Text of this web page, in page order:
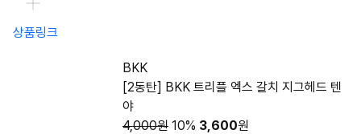
상품링크
BKK
[2동탄] BKK 트리플 엑스 갈치 지그헤드 텐
야
4,000원 10% 3,600원